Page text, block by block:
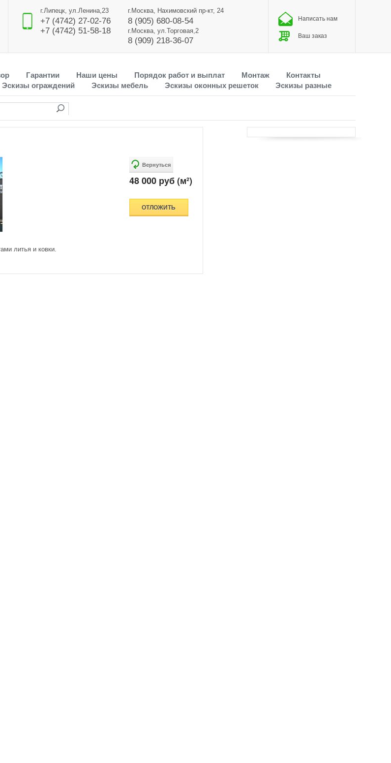
г.Липецк, ул.Ленина,23
+7 (4742) 27-02-76
+7 (4742) 51-58-18
г.Москва, Нахимовский пр-кт, 24
8 (905) 680-08-54
г.Москва, ул.Торговая,2
8 (909) 218-36-07
Написать нам
Ваш заказ
Гарантии Наши цены Порядок работ и выплат Монтаж
Контакты
Эскизы ограждений Эскизы мебель Эскизы оконных решеток Эскизы разные
48 000 руб (м²)
ОТЛОЖИТЬ
литья и ковки.